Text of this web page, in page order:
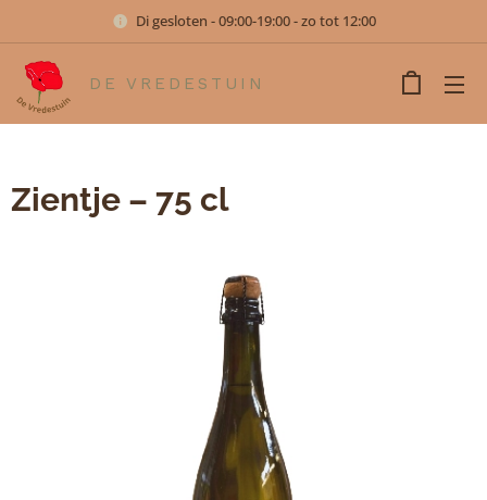
Di gesloten - 09:00-19:00 - zo tot 12:00
DE VREDESTUIN
Zientje – 75 cl